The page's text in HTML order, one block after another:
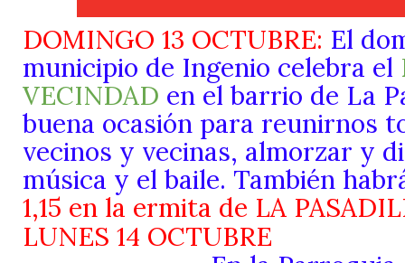
DOMINGO 13 OCTUBRE: El
municipio de Ingenio celebra el
VECINDAD en el barrio de La
buena ocasión para reunirnos
vecinos y vecinas, almorzar y
música y el baile. También
1,15 en la ermita de LA
LUNES 14